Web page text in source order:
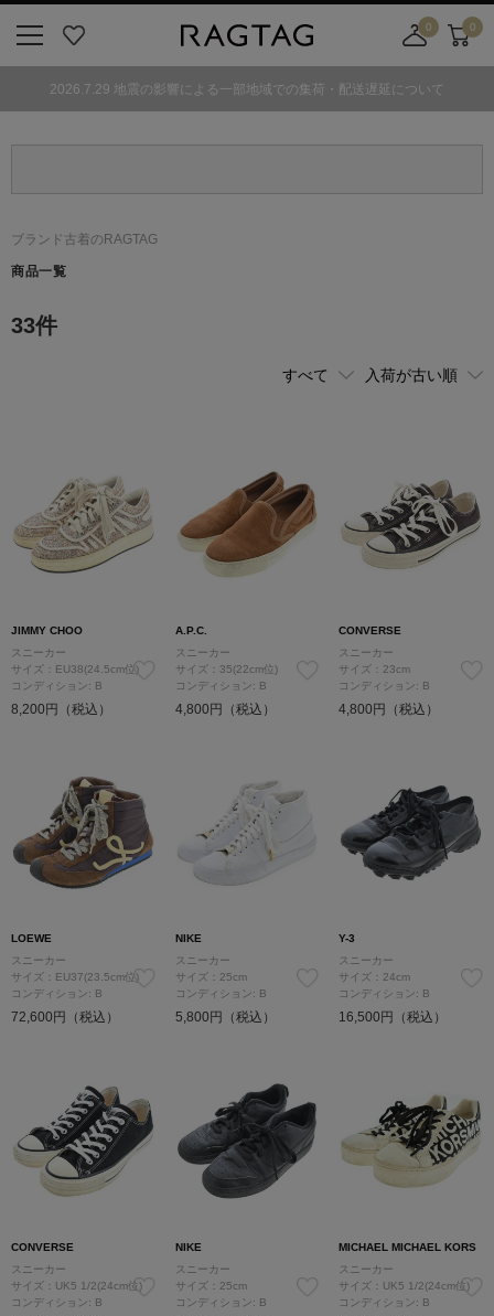
気
0
舗
カ
0
2026.7.29 地震の影響による一部地域での集荷・配送遅延について
ブランド古着のRAGTAG
商品一覧
33件
JIMMY CHOO
スニーカー
サイズ：EU38(24.5cm位)
コンディション: B
8,200円（税込）
A.P.C.
スニーカー
サイズ：35(22cm位)
コンディション: B
4,800円（税込）
CONVERSE
スニーカー
サイズ：23cm
コンディション: B
4,800円（税込）
LOEWE
スニーカー
サイズ：EU37(23.5cm位)
コンディション: B
72,600円（税込）
NIKE
スニーカー
サイズ：25cm
コンディション: B
5,800円（税込）
Y-3
スニーカー
サイズ：24cm
コンディション: B
16,500円（税込）
CONVERSE
スニーカー
サイズ：UK5 1/2(24cm位)
コンディション: B
NIKE
スニーカー
サイズ：25cm
コンディション: B
MICHAEL MICHAEL KORS
スニーカー
サイズ：UK5 1/2(24cm位)
コンディション: B